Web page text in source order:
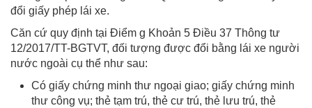
đổi giấy phép lái xe.
Căn cứ quy định tại Điểm g Khoản 5 Điều 37 Thông tư
12/2017/TT-BGTVT, đối tượng được đổi bằng lái xe người
nước ngoài cụ thể như sau:
Có giấy chứng minh thư ngoại giao; giấy chứng minh
thư công vụ; thẻ tạm trú, thẻ cư trú, thẻ lưu trú, thẻ